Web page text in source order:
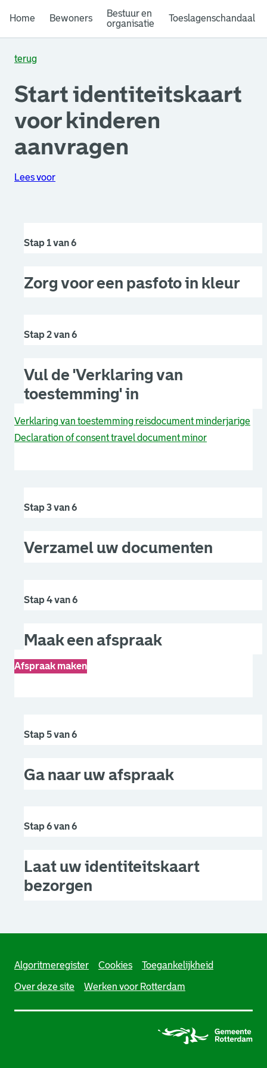
Home Bewoners
Bestuur en
organisatie
Toeslagenschandaal
terug
Start identiteitskaart
voor kinderen
aanvragen
Lees voor
Stap 1 van 6
Zorg voor een pasfoto in kleur
Stap 2 van 6
Vul de 'Verklaring van
toestemming' in
Verklaring van toestemming reisdocument minderjarige
Declaration of consent travel document minor
Stap 3 van 6
Verzamel uw documenten
Stap 4 van 6
Maak een afspraak
Afspraak maken
. Link opent een externe pagina in een nieuw
Stap 5 van 6
Ga naar uw afspraak
Stap 6 van 6
Laat uw identiteitskaart
bezorgen
Algoritmeregister Cookies Toegankelijkheid
Over deze site Werken voor Rotterdam